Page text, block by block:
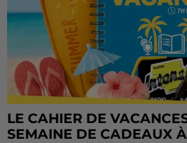
LE CAHIER DE
SEMAINE DE CADEAUX